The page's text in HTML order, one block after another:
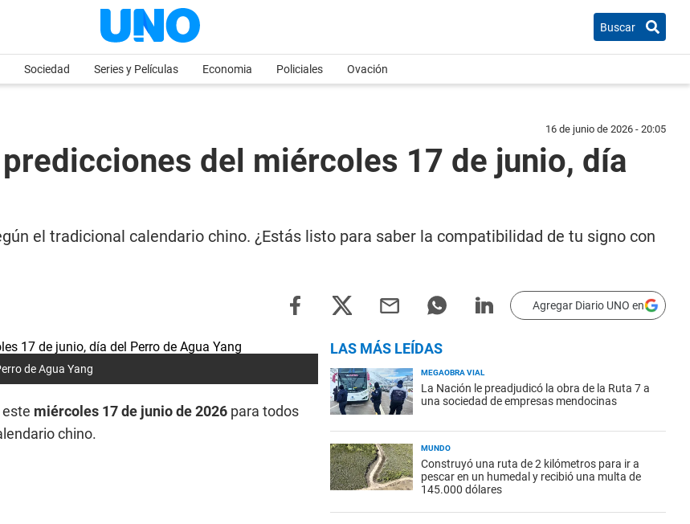
Buscar
Sociedad Series y Películas Economia Policiales Ovación
16 de junio de 2026 - 20:05
predicciones del miércoles 17 de junio, día
el tradicional calendario chino. ¿Estás listo para saber la compatibilidad de tu signo con
Agregar Diario UNO en
de Agua Yang
miércoles 17 de juniode 2026 para todos
chino.
LAS MÁS LEÍDAS
MEGAOBRA VIAL
La Nación le preadjudicó la obra de la Ruta 7 a
una sociedad de empresas mendocinas
MUNDO
Construyó una ruta de 2 kilómetros para ir a
pescar en un humedal y recibió una multa de
145.000 dólares